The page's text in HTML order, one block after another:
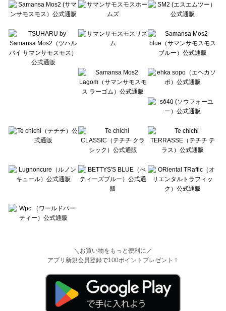
Te chichi（テチチ）のボトムス一覧
Te chichi CLASSIC（テチチ クラシック）のボトムス一覧
Lugnoncure（ルノンキュール）のボトムス一覧
BETTY'S BLUE（べティーズブルー）のボトムス一覧
Wpc.（ワールドパーティー）のボトムス一覧
＼お買い物をもっと便利に／
アプリ新規会員登録で100ポイントプレゼント！